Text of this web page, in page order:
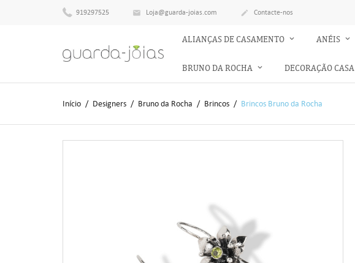
919297525  Loja@guarda-joias.com  Contacte-nos
ALIANÇAS DE CASAMENTO ANÉIS
BRUNO DA ROCHA DECORAÇÃO CASA
Início Designers Bruno da Rocha Brincos Brincos Bruno da Rocha